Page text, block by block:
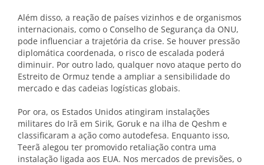
Além disso, a reação de países vizinhos e de organismos
internacionais, como o Conselho de Segurança da ONU,
pode influenciar a trajetória da crise. Se houver pressão
diplomática coordenada, o risco de escalada poderá
diminuir. Por outro lado, qualquer novo ataque perto do
Estreito de Ormuz tende a ampliar a sensibilidade do
mercado e das cadeias logísticas globais.
Por ora, os Estados Unidos atingiram instalações
militares do Irã em Sirik, Goruk e na ilha de Qeshm e
classificaram a ação como autodefesa. Enquanto isso,
Teerã alegou ter promovido retaliação contra uma
instalação ligada aos EUA. Nos mercados de previsões, o